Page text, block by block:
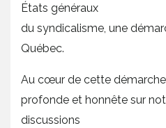
États généraux
du syndicalisme, une
Québec.
Au cœur de cette
profonde et honnête sur
discussions